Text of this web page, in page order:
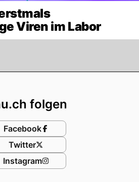
Viren im Labor
folgen
Facebook
Twitter
Instagram